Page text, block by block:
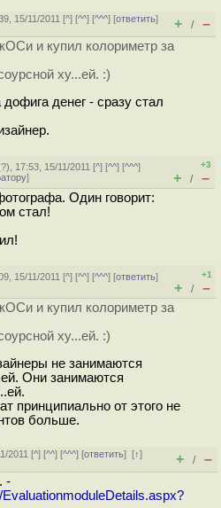
15/11/2011 [^] [^^] [^^^] [ответить]
+ / –
и купил колориметр за
ху...ей. :)
дофига денег - сразу стал
?), 17:53, 15/11/2011 [^] [^^] [^^^]
]
+3
+ / –
Один говорит:
стал!
15/11/2011 [^] [^^] [^^^] [ответить]
+1
+ / –
и купил колориметр за
ху...ей. :)
не занимаются
Они занимаются
принципиально от этого не
больше.
2011 [^] [^^] [^^^] [ответить][↑]
+ / –
-